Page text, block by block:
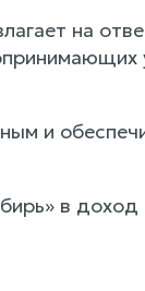
на
и
в доход